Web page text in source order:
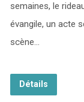
semaines, le
évangile, un acte
scène…
Détails